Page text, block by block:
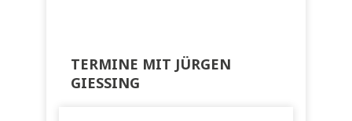
TERMINE MIT JÜRGEN
GIESSING